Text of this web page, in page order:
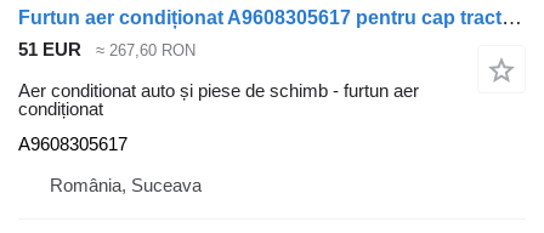
Furtun aer condiționat A9608305617 pentru cap tractor Mercedes-Benz ACTROS MP4
51 EUR ≈ 267,60 RON
Aer conditionat auto și piese de schimb - furtun aer
condiționat
A9608305617
România, Suceava